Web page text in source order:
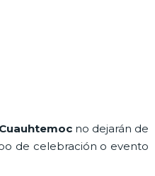
no dejarán de
de celebración o evento